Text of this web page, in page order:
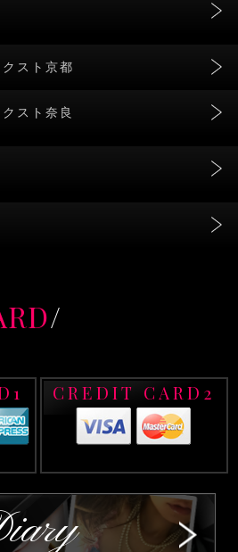
スト京都
スト奈良
/
CREDIT CARD2